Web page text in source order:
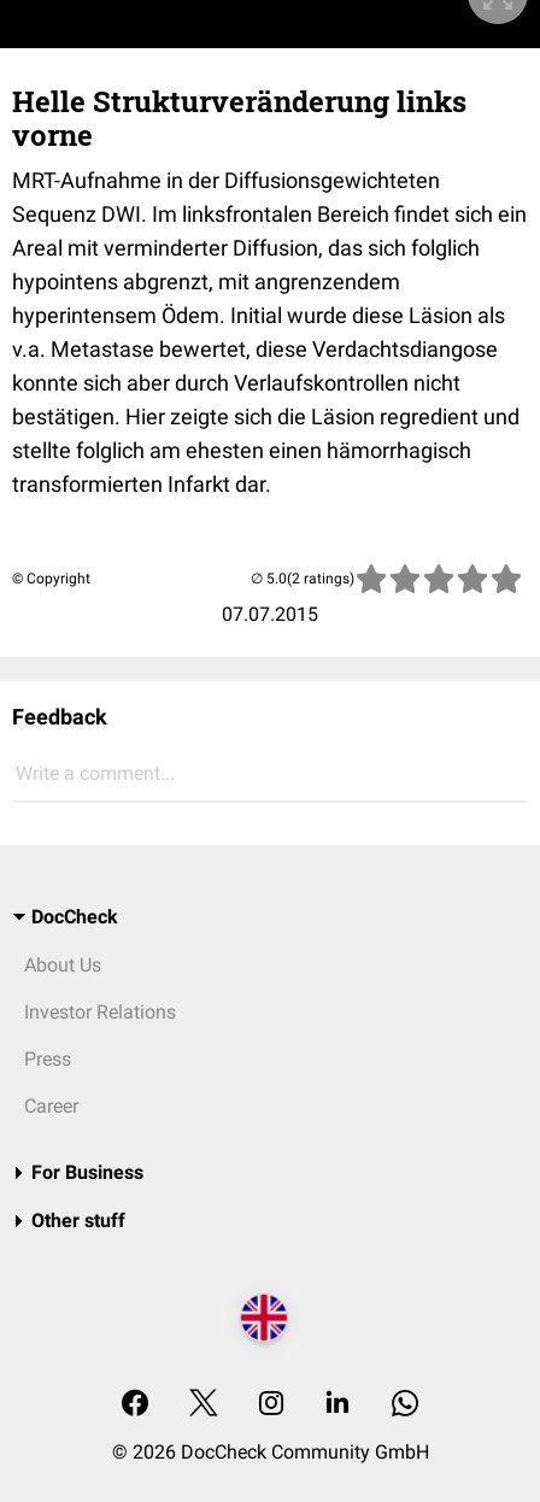
Helle Strukturveränderung links
vorne
MRT-Aufnahme in der Diffusionsgewichteten
Sequenz DWI. Im linksfrontalen Bereich findet sich ein
Areal mit verminderter Diffusion, das sich folglich
hypointens abgrenzt, mit angrenzendem
hyperintensem Ödem. Initial wurde diese Läsion als
v.a. Metastase bewertet, diese Verdachtsdiangose
konnte sich aber durch Verlaufskontrollen nicht
bestätigen. Hier zeigte sich die Läsion regredient und
stellte folglich am ehesten einen hämorrhagisch
transformierten Infarkt dar.
© Copyright
07.07.2015
(2 ratings)
Feedback
Write a comment...
DocCheck
About Us
Investor Relations
Press
Career
For Business
Other stuff
© 2026 DocCheck Community GmbH